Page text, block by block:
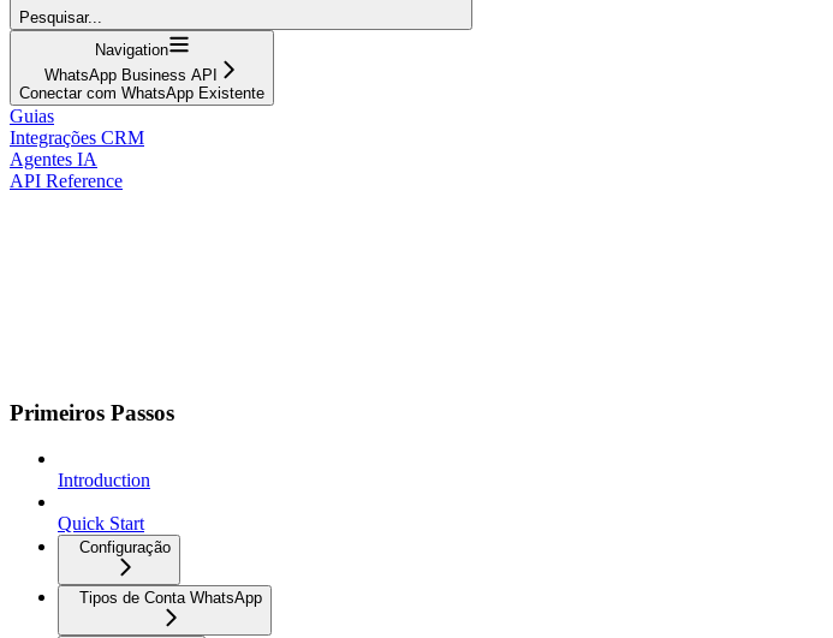
Pesquisar...
Navigation
WhatsApp Business API
Conectar com WhatsApp Existente
Guias
Integrações CRM
Agentes IA
API Reference
Primeiros Passos
Introduction
Quick Start
Configuração
Tipos de Conta WhatsApp